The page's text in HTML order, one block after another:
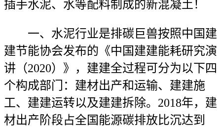
插手水泥、水等配料制成的新混凝土！
一、水泥行业是排碳巨兽按照中国建
建节能协会发布的《中国建建能耗研究演
讲（2020）》，建建全过程可分为以下四
个构成部门：建材出产和运输、建建施
工、建建运转以及建建拆除。2018年，建
材出产阶段占全国能源碳排放比沉达到